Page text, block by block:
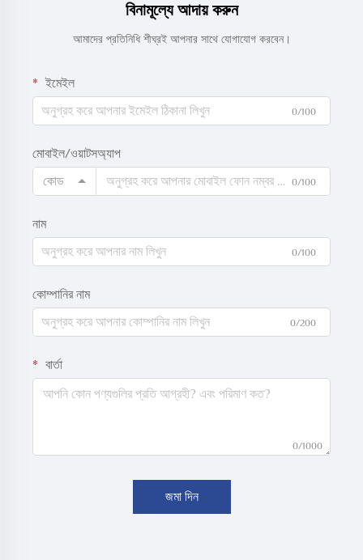
বিনামূল্যে আদায় করুন
আমাদের প্রতিনিধি শীঘ্রই আপনার সাথে যোগাযোগ করবেন।
ইমেইল
0/100
মোবাইল/ওয়াটসঅ্যাপ
কোড
0/100
নাম
0/100
কোম্পানির নাম
0/200
বার্তা
0/1000
জমা দিন